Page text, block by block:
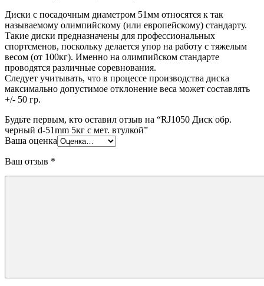
Диски с посадочным диаметром 51мм относятся к так
называемому олимпийскому (или европейскому) стандарту.
Такие диски предназначены для профессиональных
спортсменов, поскольку делается упор на работу с тяжелым
весом (от 100кг). Именно на олимпийском стандарте
проводятся различные соревнования.
Следует учитывать, что в процессе производства диска
максимально допустимое отклонение веса может составлять
+/- 50 гр.
Будьте первым, кто оставил отзыв на “RJ1050 Диск обр.
черный d-51mm 5кг с мет. втулкой”
Ваша оценка
Ваш отзыв *